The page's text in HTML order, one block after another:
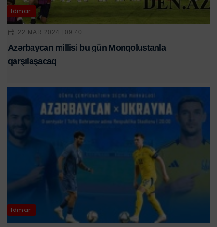
İdman
22 MAR 2024 | 09:40
Azərbaycan millisi bu gün Monqolustanla
qarşılaşacaq
İdman